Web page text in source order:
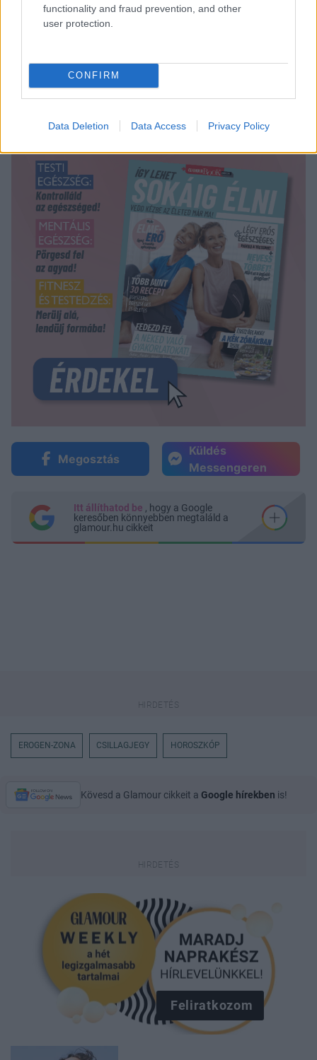
functionality and fraud prevention, and other
user protection.
CONFIRM
Data Deletion Data Access Privacy Policy
Ha van, aminek nem tud ellenállni a Halak, az a
lábfeje kényeztetése, mivel ott található az erogén
lábfejmasszázzsal, egész biztosan hálás lesz érte.
Megosztás
Küldés
Messengeren
Itt állíthatod be , hogy a Google
keresőben könnyebben megtaláld a
glamour.hu cikkeit
EROGEN-ZONA CSILLAGJEGY HOROSZKÓP
Kövesd a Glamour cikkeit a Google hírekben is!
Feliratkozom